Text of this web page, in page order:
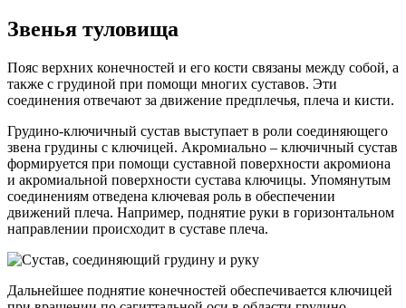
Звенья туловища
Пояс верхних конечностей и его кости связаны между собой, а
также с грудиной при помощи многих суставов. Эти
соединения отвечают за движение предплечья, плеча и кисти.
Грудино-ключичный сустав выступает в роли соединяющего
звена грудины с ключицей. Акромиально – ключичный сустав
формируется при помощи суставной поверхности акромиона
и акромиальной поверхности сустава ключицы. Упомянутым
соединениям отведена ключевая роль в обеспечении
движений плеча. Например, поднятие руки в горизонтальном
направлении происходит в суставе плеча.
Дальнейшее поднятие конечностей обеспечивается ключицей